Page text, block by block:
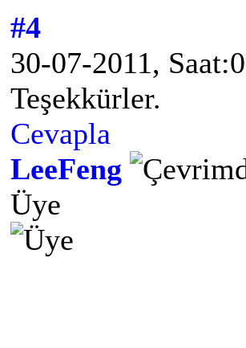
#4
30-07-2011,
Teşekkürler.
Cevapla
LeeFeng
Üye